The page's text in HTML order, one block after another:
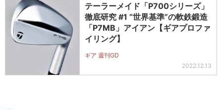
テーラーメイド「P700シリーズ」
徹底研究 #1 “世界基準”の軟鉄鍛造
「P7MB」アイアン【ギアプロファ
イリング】
ギア 週刊GD
2022.12.13